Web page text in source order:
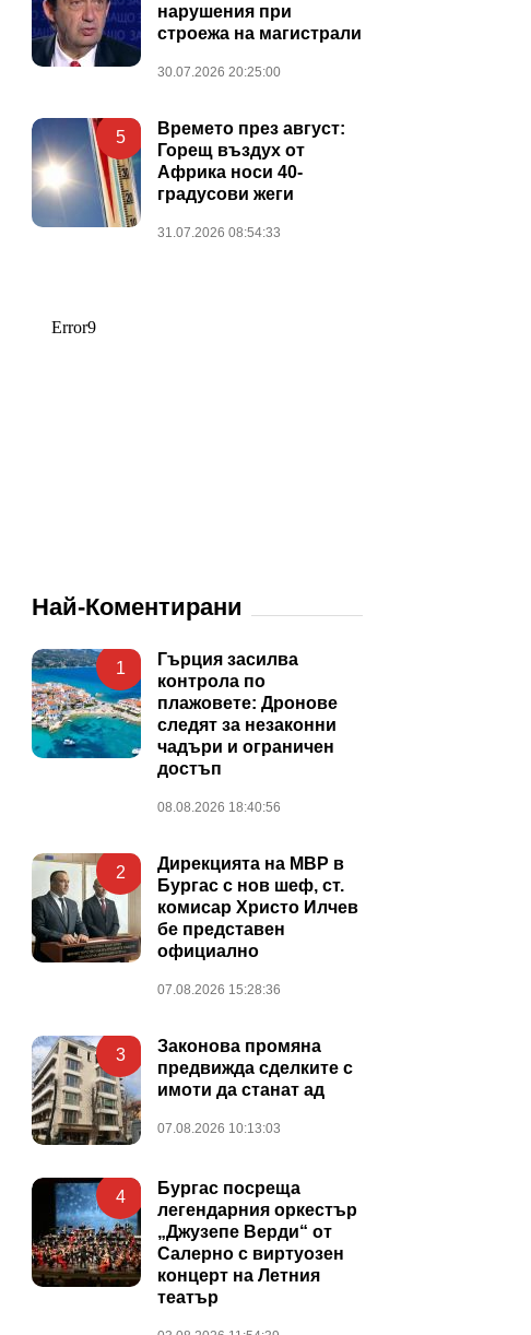
нарушения при
строежа на магистрали
30.07.2026 20:25:00
5
Времето през август:
Горещ въздух от
Африка носи 40-
градусови жеги
31.07.2026 08:54:33
Най-Коментирани
1
Гърция засилва
контрола по
плажовете: Дронове
следят за незаконни
чадъри и ограничен
достъп
08.08.2026 18:40:56
2
Дирекцията на МВР в
Бургас с нов шеф, ст.
комисар Христо Илчев
бе представен
официално
07.08.2026 15:28:36
3
Законова промяна
предвижда сделките с
имоти да станат ад
07.08.2026 10:13:03
4
Бургас посреща
легендарния оркестър
„Джузепе Верди“ от
Салерно с виртуозен
концерт на Летния
театър